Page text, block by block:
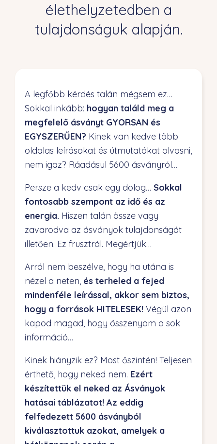
élethelyzetedben a
tulajdonságuk alapján.
A legfőbb kérdés talán mégsem ez…
Sokkal inkább: hogyan találd meg a
megfelelő ásványt GYORSAN és
EGYSZERŰEN? Kinek van kedve több
oldalas leírásokat és útmutatókat olvasni,
nem igaz? Ráadásul 5600 ásványról…
Persze a kedv csak egy dolog… Sokkal
fontosabb szempont az idő és az
energia. Hiszen talán össze vagy
zavarodva az ásványok tulajdonságát
illetően. Ez frusztrál. Megértjük…
Arról nem beszélve, hogy ha utána is
nézel a neten, és terheled a fejed
mindenféle leírással, akkor sem biztos,
hogy a források HITELESEK! Végül azon
kapod magad, hogy összenyom a sok
információ…
Kinek hiányzik ez? Most őszintén! Teljesen
érthető, hogy neked nem. Ezért
készítettük el neked az Ásványok
hatásai táblázatot! Az eddig
felfedezett 5600 ásványból
kiválasztottuk azokat, amelyek a